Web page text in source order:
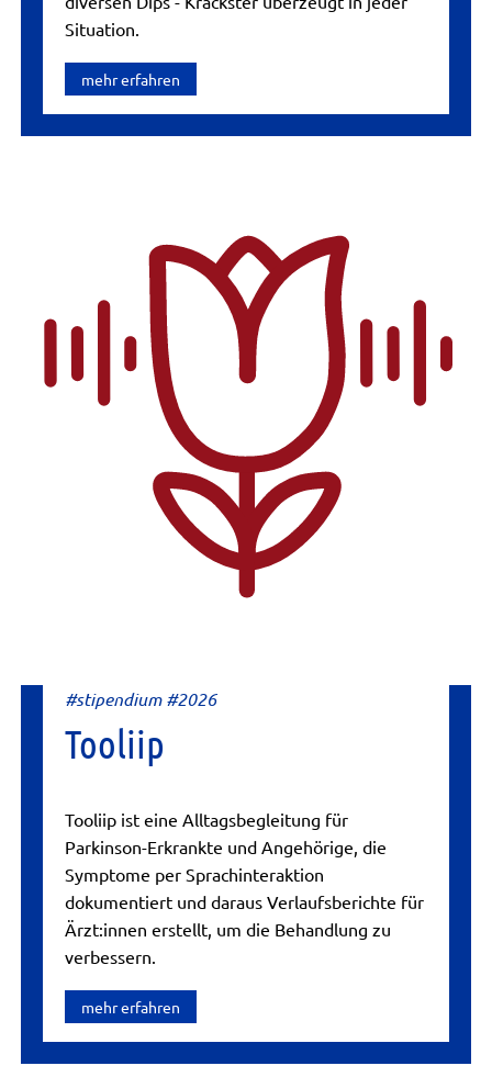
Situation.
mehr erfahren
#stipendium #2026
Tooliip
Tooliip ist eine Alltagsbegleitung für
Parkinson-Erkrankte und Angehörige, die
Symptome per Sprachinteraktion
dokumentiert und daraus Verlaufsberichte für
Ärzt:innen erstellt, um die Behandlung zu
verbessern.
mehr erfahren